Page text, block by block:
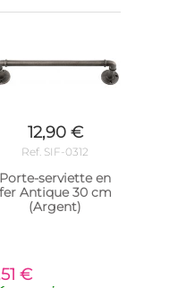
12,90 €
Ref. SIF-0312
Porte-serviette en
fer Antique 30 cm
(Argent)
€